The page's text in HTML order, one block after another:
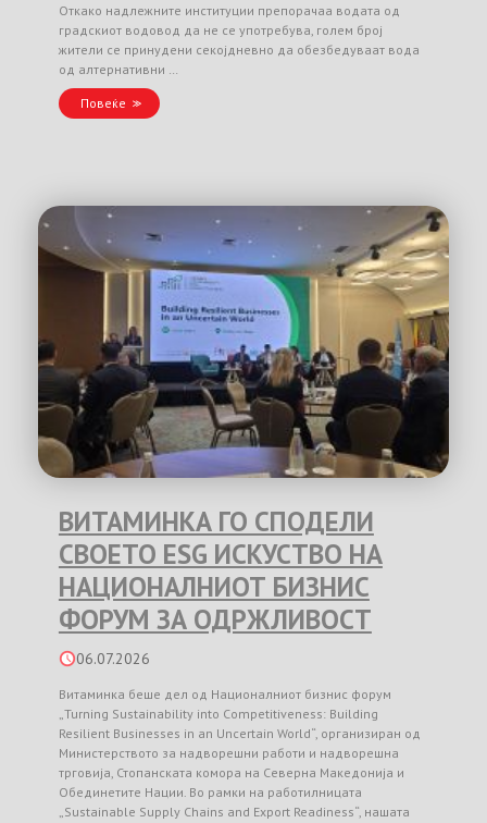
Откако надлежните институции препорачаа водата од
градскиот водовод да не се употребува, голем број
жители се принудени секојдневно да обезбедуваат вода
од алтернативни …
Повеќе
ВИТАМИНКА ГО СПОДЕЛИ
СВОЕТО ESG ИСКУСТВО НА
НАЦИОНАЛНИОТ БИЗНИС
ФОРУМ ЗА ОДРЖЛИВОСТ
06.07.2026
Витаминка беше дел од Националниот бизнис форум
„Turning Sustainability into Competitiveness: Building
Resilient Businesses in an Uncertain World“, организиран од
Министерството за надворешни работи и надворешна
трговија, Стопанската комора на Северна Македонија и
Обединетите Нации. Во рамки на работилницата
„Sustainable Supply Chains and Export Readiness“, нашата